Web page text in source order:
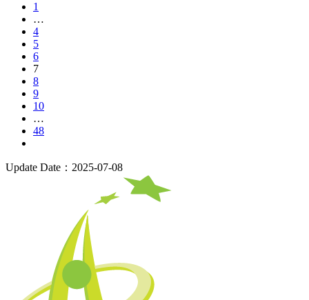
1
…
4
5
6
7
8
9
10
…
48
Update Date：2025-07-08